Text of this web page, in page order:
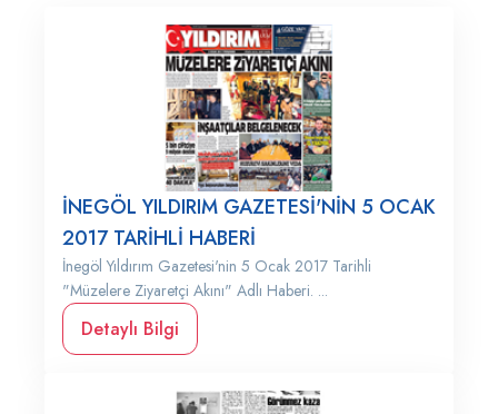
İNEGÖL YILDIRIM GAZETESİ'NİN 5 OCAK
2017 TARİHLİ HABERİ
İnegöl Yıldırım Gazetesi'nin 5 Ocak 2017 Tarihli
"Müzelere Ziyaretçi Akını" Adlı Haberi. ...
Detaylı Bilgi